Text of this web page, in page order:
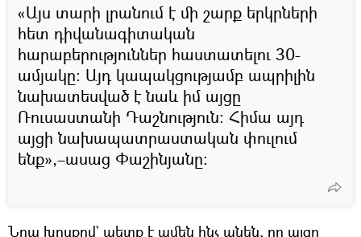
«Այս տարի լրանում է մի շարք երկրների
հետ դիվանագիտական
հարաբերություններ հաստատելու 30-
ամյակը։ Այդ կապակցությամբ ապրիլին
նախատեսված է նաև իմ այցը
Ռուսաստանի Դաշնություն։ Հիմա այդ
այցի նախապատրաստական փուլում
ենք»,–ասաց Փաշինյանը։
Նրա խոսքով` պետք է ամեն ինչ անեն, որ այցը